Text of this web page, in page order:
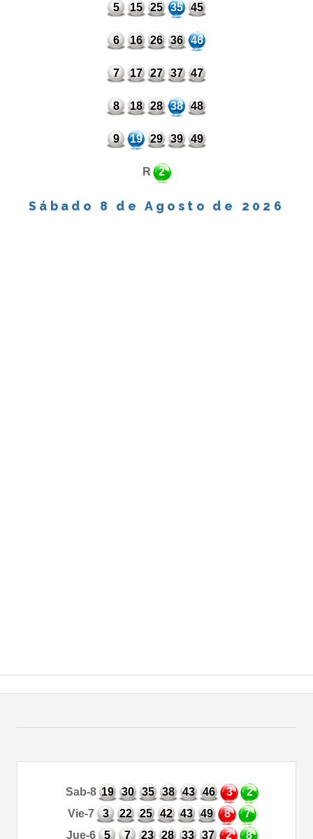
5 15 25 35 45
6 16 26 36 46
7 17 27 37 47
8 18 28 38 48
9 19 29 39 49
R 2
Sábado 8 de Agosto de 2026
Sab-8 19 30 35 38 43 46 3
2
Vie-7
3 22 25 42 43 49 8
7
Jue-6
5 7 23 28 33 37 2 8